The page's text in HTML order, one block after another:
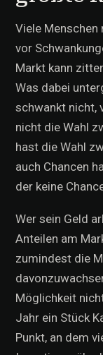
Viele
vor
Markt kann
Was dabei
schwankt nicht,
nicht die Wahl
hast die Wahl
auch Chancen
der keine
Wer sein Geld
Anteilen am
zumindest die
Möglichkeit
Jahr ein Stück
Punkt, an dem